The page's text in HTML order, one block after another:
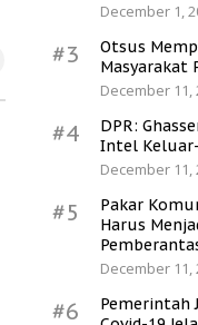
December 1,
#3
Otsus
Masyarakat
December 11,
#4
DPR:
Intel
December 11,
#5
Pakar
Harus
December 11,
#6
Pemerintah